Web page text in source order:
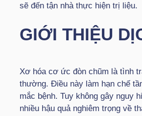
sẽ đến tận nhà thực hiện trị liệu.
GIỚI THIỆU
Xơ hóa cơ ức đòn chũm là tình
thường. Điều này làm hạn chế
mắc bệnh. Tuy không gây nguy
nhiều hậu quả nghiêm trọng về